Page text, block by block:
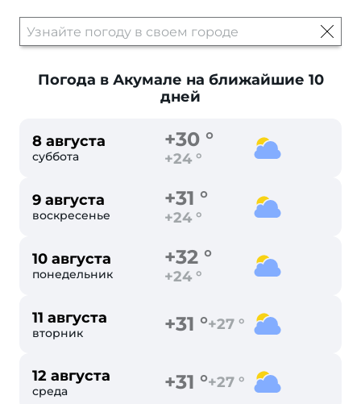
Погода в Акумале на ближайшие 10
дней
8 августа
суббота
+30 °
+24 °
9 августа
воскресенье
+31 °
+24 °
10 августа
понедельник
+32 °
+24 °
11 августа
вторник +31 °+27 °
12 августа
среда +31 °+27 °